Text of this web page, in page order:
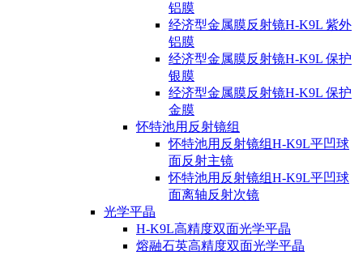
铝膜
经济型金属膜反射镜H-K9L 紫外
铝膜
经济型金属膜反射镜H-K9L 保护
银膜
经济型金属膜反射镜H-K9L 保护
金膜
怀特池用反射镜组
怀特池用反射镜组H-K9L平凹球
面反射主镜
怀特池用反射镜组H-K9L平凹球
面离轴反射次镜
光学平晶
H-K9L高精度双面光学平晶
熔融石英高精度双面光学平晶